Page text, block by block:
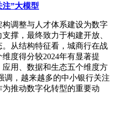
”大模型
调整与人才体系建设为数字
撑，最终致力于构建开放、
从结构特征看，城商行在战
度得分较2024年有显著提
用、数据和生态五个维度方
调，越来越多的中小银行关注
推动数字化转型的重要动